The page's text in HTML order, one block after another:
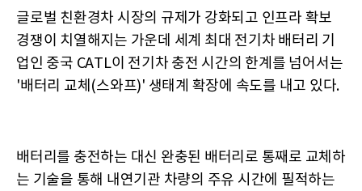
글로벌 친환경차 시장의 규제가 강화되고 인프라 확보
경쟁이 치열해지는 가운데 세계 최대 전기차 배터리 기
업인 중국 CATL이 전기차 충전 시간의 한계를 넘어서는
'배터리 교체(스와프)' 생태계 확장에 속도를 내고 있다.
배터리를 충전하는 대신 완충된 배터리로 통째로 교체하
는 기술을 통해 내연기관 차량의 주유 시간에 필적하는